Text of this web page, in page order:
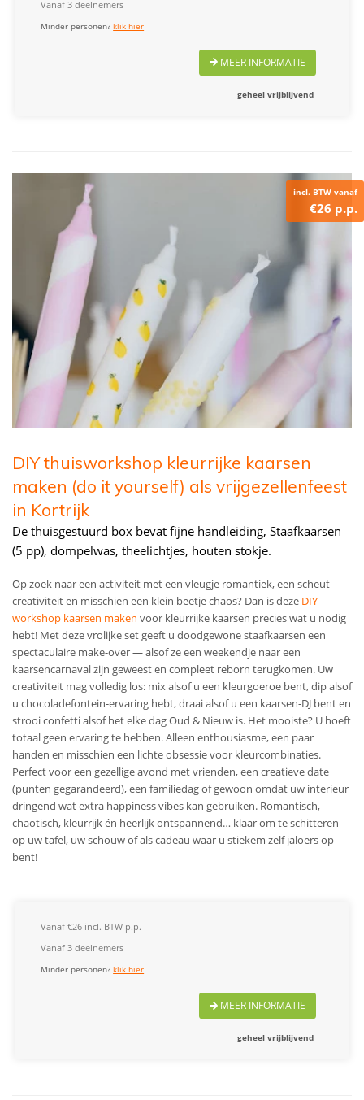
Vanaf 3 deelnemers
Minder personen?klik hier
MEER INFORMATIE
geheel vrijblijvend
incl. BTW vanaf
€26 p.p.
DIY thuisworkshop kleurrijke kaarsen
maken (do it yourself) als vrijgezellenfeest
in Kortrijk
De thuisgestuurd box bevat fijne handleiding, Staafkaarsen
(5 pp), dompelwas, theelichtjes, houten stokje.
Op zoek naar een activiteit met een vleugje romantiek, een scheut
creativiteit en misschien een klein beetje chaos? Dan is deze DIY-
workshop kaarsen maken voor kleurrijke kaarsen precies wat u nodig
hebt! Met deze vrolijke set geeft u doodgewone staafkaarsen een
spectaculaire make-over — alsof ze een weekendje naar een
kaarsencarnaval zijn geweest en compleet reborn terugkomen. Uw
creativiteit mag volledig los: mix alsof u een kleurgoeroe bent, dip alsof
u chocoladefontein-ervaring hebt, draai alsof u een kaarsen-DJ bent en
strooi confetti alsof het elke dag Oud & Nieuw is. Het mooiste? U hoeft
totaal geen ervaring te hebben. Alleen enthousiasme, een paar
handen en misschien een lichte obsessie voor kleurcombinaties.
Perfect voor een gezellige avond met vrienden, een creatieve date
(punten gegarandeerd), een familiedag of gewoon omdat uw interieur
dringend wat extra happiness vibes kan gebruiken. Romantisch,
chaotisch, kleurrijk én heerlijk ontspannend… klaar om te schitteren
op uw tafel, uw schouw of als cadeau waar u stiekem zelf jaloers op
bent!
Vanaf €26 incl. BTW p.p.
Vanaf 3 deelnemers
Minder personen?klik hier
MEER INFORMATIE
geheel vrijblijvend